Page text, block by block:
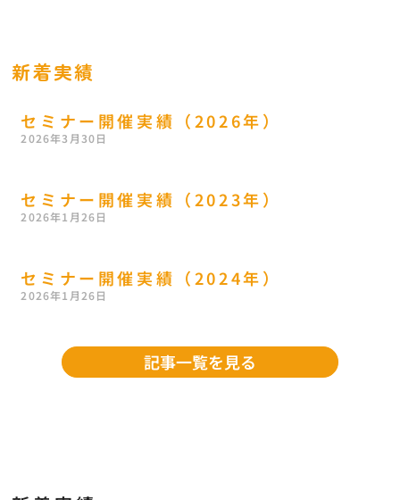
新着実績
セミナー開催実績（2026年）
2026年3月30日
セミナー開催実績（2023年）
2026年1月26日
セミナー開催実績（2024年）
2026年1月26日
記事一覧を見る